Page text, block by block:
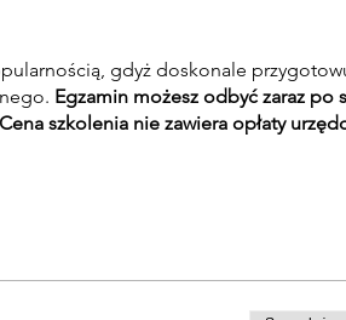
gdyż doskonale
Egzamin możesz odbyć zaraz po
szkolenia nie zawiera opłaty